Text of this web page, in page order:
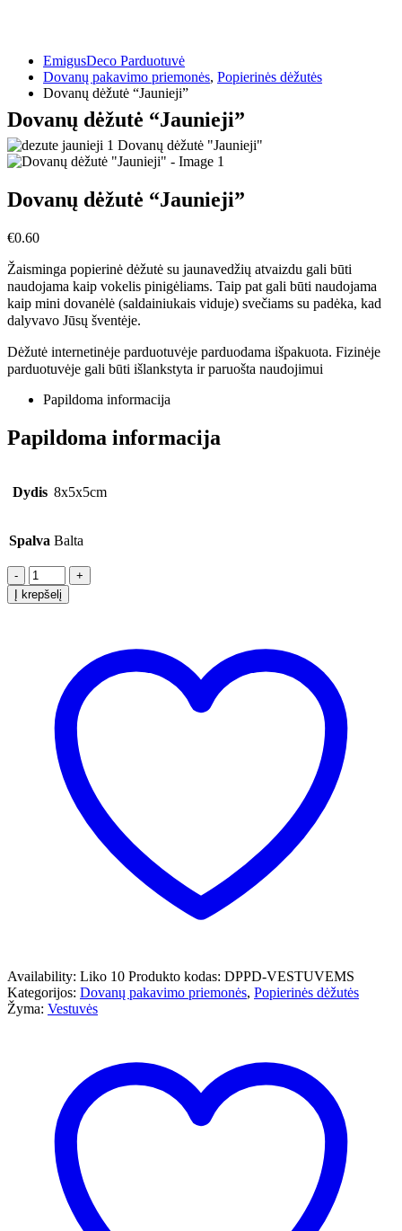
EmigusDeco Parduotuvė
Dovanų pakavimo priemonės, Popierinės dėžutės
Dovanų dėžutė “Jaunieji”
Dovanų dėžutė “Jaunieji”
Dovanų dėžutė “Jaunieji”
€0.60
Žaisminga popierinė dėžutė su jaunavedžių atvaizdu gali būti
naudojama kaip vokelis pinigėliams. Taip pat gali būti naudojama
kaip mini dovanėlė (saldainiukais viduje) svečiams su padėka, kad
dalyvavo Jūsų šventėje.
Dėžutė internetinėje parduotuvėje parduodama išpakuota. Fizinėje
parduotuvėje gali būti išlankstyta ir paruošta naudojimui
Papildoma informacija
Papildoma informacija
Dydis 8x5x5cm
Spalva Balta
-
+
Į krepšelį
Availability: Liko 10 Produkto kodas: DPPD-VESTUVEMS
Kategorijos: Dovanų pakavimo priemonės, Popierinės dėžutės
Žyma: Vestuvės